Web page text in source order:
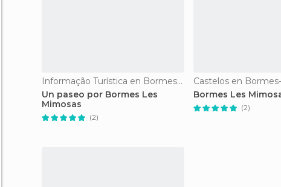
Informação Turística en Bormes-les-Mimosas
Un paseo por Bormes Les
Mimosas
(2)
Castelos en
Bormes Les
(2)